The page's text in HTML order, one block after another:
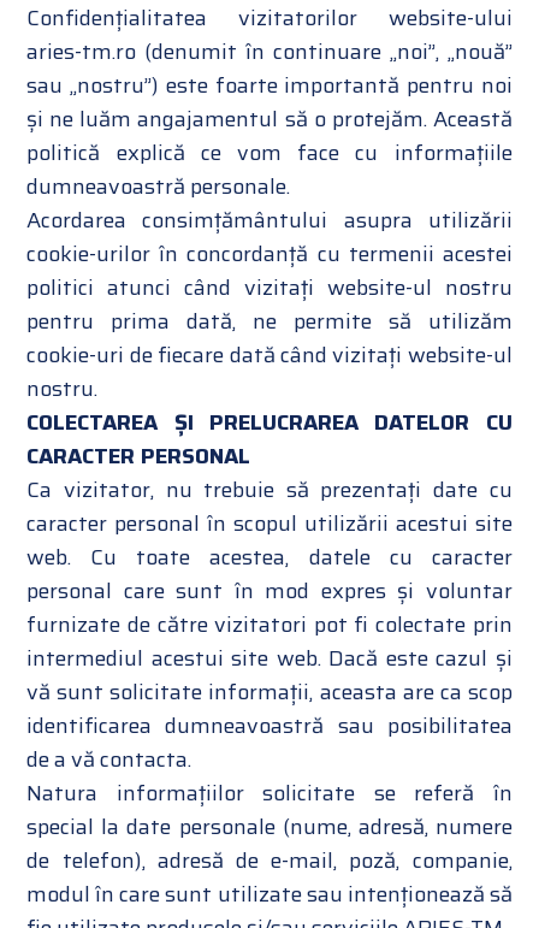
Confidențialitatea vizitatorilor website-ului
aries-tm.ro (denumit în continuare „noi”, „nouă”
sau „nostru”) este foarte importantă pentru noi
și ne luăm angajamentul să o protejăm. Această
politică explică ce vom face cu informațiile
dumneavoastră personale.
Acordarea consimțământului asupra utilizării
cookie-urilor în concordanță cu termenii acestei
politici atunci când vizitați website-ul nostru
pentru prima dată, ne permite să utilizăm
cookie-uri de fiecare dată când vizitați website-ul
nostru.
COLECTAREA ȘI PRELUCRAREA DATELOR CU
CARACTER PERSONAL
Ca vizitator, nu trebuie să prezentați date cu
caracter personal în scopul utilizării acestui site
web. Cu toate acestea, datele cu caracter
personal care sunt în mod expres și voluntar
furnizate de către vizitatori pot fi colectate prin
intermediul acestui site web. Dacă este cazul și
vă sunt solicitate informații, aceasta are ca scop
identificarea dumneavoastră sau posibilitatea
de a vă contacta.
Natura informațiilor solicitate se referă în
special la date personale (nume, adresă, numere
de telefon), adresă de e-mail, poză, companie,
modul în care sunt utilizate sau intenționează să